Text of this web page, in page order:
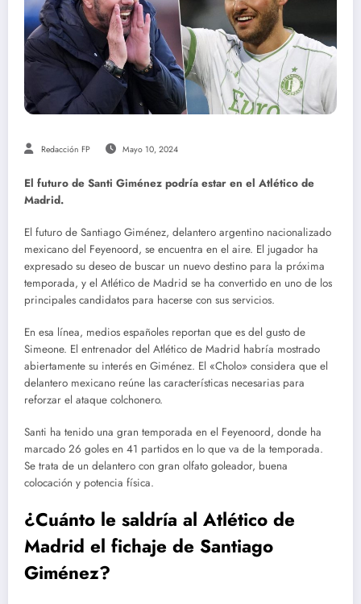
Redacción FP Mayo 10, 2024
El futuro de Santi Giménez podría estar en el Atlético de
Madrid.
El futuro de Santiago Giménez, delantero argentino nacionalizado
mexicano del Feyenoord, se encuentra en el aire. El jugador ha
expresado su deseo de buscar un nuevo destino para la próxima
temporada, y el Atlético de Madrid se ha convertido en uno de los
principales candidatos para hacerse con sus servicios.
En esa línea, medios españoles reportan que es del gusto de
Simeone. El entrenador del Atlético de Madrid habría mostrado
abiertamente su interés en Giménez. El «Cholo» considera que el
delantero mexicano reúne las características necesarias para
reforzar el ataque colchonero.
Santi ha tenido una gran temporada en el Feyenoord, donde ha
marcado 26 goles en 41 partidos en lo que va de la temporada.
Se trata de un delantero con gran olfato goleador, buena
colocación y potencia física.
¿Cuánto le saldría al Atlético de
Madrid el fichaje de Santiago
Giménez?